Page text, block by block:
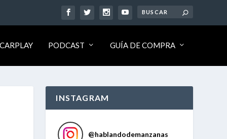
PODCAST GUÍA DE COMPRA
INSTAGRAM
@hablandodemanzanas